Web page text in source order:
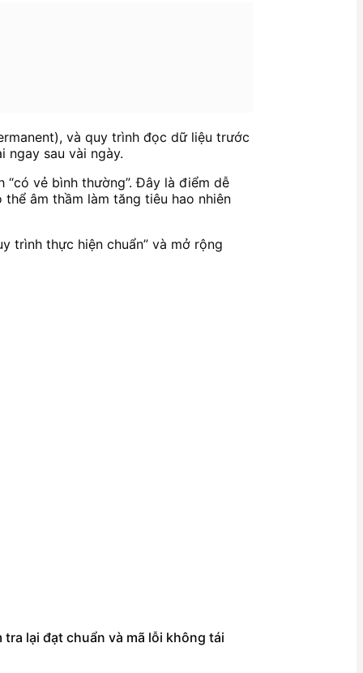
và quy trình đọc dữ liệu trước
ngay sau vài ngày.
“có vẻ bình thường”. Đây là điểm dễ
âm thầm làm tăng tiêu hao nhiên
trình thực hiện chuẩn” và mở rộng
lại đạt chuẩn và mã lỗi không tái